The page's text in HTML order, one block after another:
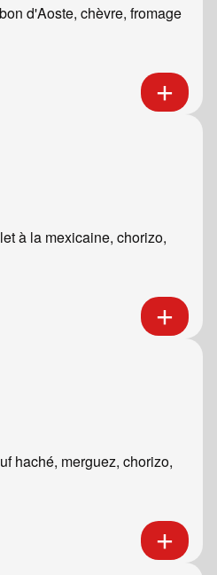
d'Aoste, chèvre, fromage
à la mexicaine, chorizo,
haché, merguez, chorizo,